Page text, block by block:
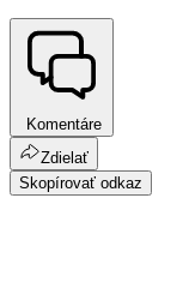
Komentáre
Zdielať
Skopírovať odkaz